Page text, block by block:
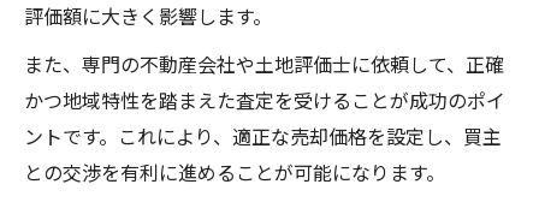
評価額に大きく影響します。
また、専門の不動産会社や土地評価士に依頼して、正確
かつ地域特性を踏まえた査定を受けることが成功のポイ
ントです。これにより、適正な売却価格を設定し、買主
との交渉を有利に進めることが可能になります。